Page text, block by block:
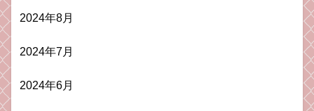
2024年8月
2024年7月
2024年6月